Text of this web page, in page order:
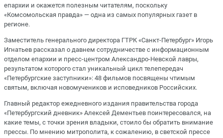
епархии и окажется полезным читателям, поскольку
«Комсомольская правда» — одна из самых популярных газет в
регионе.
Заместитель генерального директора ГТРК «Санкт-Петербург» Игорь
Игнатьев рассказал о давнем сотрудничестве с информационным
отделом епархии и пресс-центром Александро-Невской лавры,
результатом которого стал уникальный цикл телепередач
«Петербургские заступники»: 48 фильмов посвящены чтимым
святым, включая новомучеников и исповедников Российских.
Главный редактор ежедневного издания правительства города
«Петербургский дневник» Алексей Дементьев поинтересовался, на
какие темы, с точки зрения владыки, стоило бы обратить внимание
прессы. По мнению митрополита, к сожалению, в светской прессе